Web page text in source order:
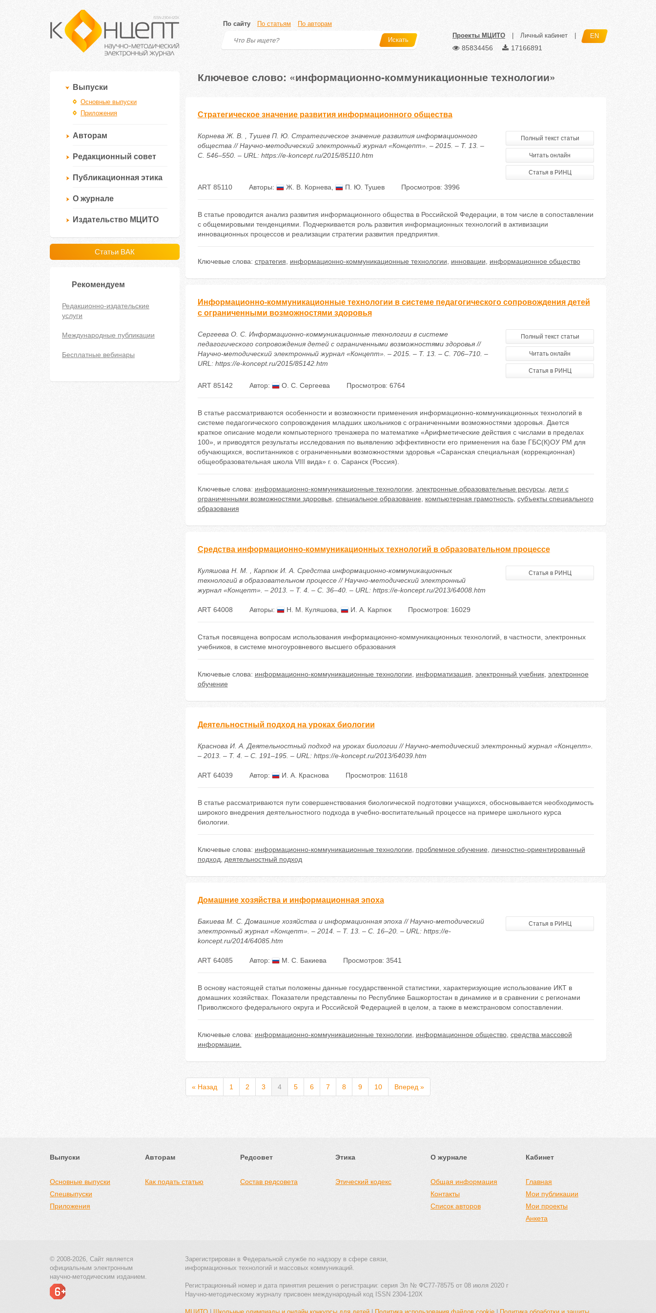
По сайту По статьям По авторам
Искать
Проекты МЦИТО Личный кабинет EN
85834456 17166891
Выпуски
Основные выпуски
Приложения
Авторам
Редакционный совет
Публикационная этика
О журнале
Издательство МЦИТО
Статьи ВАК
Рекомендуем
Редакционно-издательские
услуги
Международные публикации
Бесплатные вебинары
Ключевое слово: «информационно-коммуникационные технологии»
Стратегическое значение развития информационного общества
Корнева Ж. В. , Тушев П. Ю. Стратегическое значение развития информационного
общества // Научно-методический электронный журнал «Концепт». – 2015. – Т. 13. –
С. 546–550. – URL: https://e-koncept.ru/2015/85110.htm
Полный текст статьи
Читать онлайн
Статья в РИНЦ
ART 85110 Авторы: Ж. В. Корнева П. Ю. Тушев Просмотров: 3996
В статье проводится анализ развития информационного общества в Российской Федерации, в том числе в сопоставлении
с общемировыми тенденциями. Подчеркивается роль развития информационных технологий в активизации
инновационных процессов и реализации стратегии развития предприятия.
Ключевые слова: стратегия информационно-коммуникационные технологии инновации информационное общество
Информационно-коммуникационные технологии в системе педагогического сопровождения детей
с ограниченными возможностями здоровья
Сергеева О. С. Информационно-коммуникационные технологии в системе
педагогического сопровождения детей с ограниченными возможностями здоровья //
Научно-методический электронный журнал «Концепт». – 2015. – Т. 13. – С. 706–710. –
URL: https://e-koncept.ru/2015/85142.htm
Полный текст статьи
Читать онлайн
Статья в РИНЦ
ART 85142 Автор: О. С. Сергеева Просмотров: 6764
В статье рассматриваются особенности и возможности применения информационно-коммуникационных технологий в
системе педагогического сопровождения младших школьников с ограниченными возможностями здоровья. Дается
краткое описание модели компьютерного тренажера по математике «Арифметические действия с числами в пределах
100», и приводятся результаты исследования по выявлению эффективности его применения на базе ГБС(К)ОУ РМ для
обучающихся, воспитанников с ограниченными возможностями здоровья «Саранская специальная (коррекционная)
общеобразовательная школа VIII вида» г. о. Саранск (Россия).
Ключевые слова: информационно-коммуникационные технологии электронные образовательные ресурсы
дети с
ограниченными возможностями здоровья специальное образование компьютерная грамотность, субъекты специального
образования
Средства информационно-коммуникационных технологий в образовательном процессе
Куляшова Н. М. , Карпюк И. А. Средства информационно-коммуникационных
технологий в образовательном процессе // Научно-методический электронный
журнал «Концепт». – 2013. – Т. 4. – С. 36–40. – URL: https://e-koncept.ru/2013/64008.htm
Статья в РИНЦ
ART 64008 Авторы: Н. М. Куляшова И. А. Карпюк Просмотров: 16029
Статья посвящена вопросам использования информационно-коммуникационных технологий, в частности, электронных
учебников, в системе многоуровневого высшего образования
Ключевые слова: информационно-коммуникационные технологии информатизация электронный учебник, электронное
обучение
Деятельностный подход на уроках биологии
Краснова И. А. Деятельностный подход на уроках биологии // Научно-методический электронный журнал «Концепт».
– 2013. – Т. 4. – С. 191–195. – URL: https://e-koncept.ru/2013/64039.htm
ART 64039 Автор: И. А. Краснова Просмотров: 11618
В статье рассматриваются пути совершенствования биологической подготовки учащихся, обосновывается необходимость
широкого внедрения деятельностного подхода в учебно-воспитательный процессе на примере школьного курса
биологии.
Ключевые слова: информационно-коммуникационные технологии проблемное обучение
личностно-ориентированный
подход
деятельностный подход
Домашние хозяйства и информационная эпоха
Бакиева М. С. Домашние хозяйства и информационная эпоха // Научно-методический
электронный журнал «Концепт». – 2014. – Т. 13. – С. 16–20. – URL: https://e-
koncept.ru/2014/64085.htm
Статья в РИНЦ
ART 64085 Автор: М. С. Бакиева Просмотров: 3541
В основу настоящей статьи положены данные государственной статистики, характеризующие использование ИКТ в
домашних хозяйствах. Показатели представлены по Республике Башкортостан в динамике и в сравнении с регионами
Приволжского федерального округа и Российской Федерацией в целом, а также в межстрановом сопоставлении.
Ключевые слова: информационно-коммуникационные технологии информационное общество, средства массовой
информации.
« Назад 1 2 3 4 5 6 7 8 9 10 Вперед »
Выпуски
Основные выпуски
Спецвыпуски
Приложения
Авторам
Как подать статью
Редсовет
Состав редсовета
Этика
Этический кодекс
О журнале
Общая информация
Контакты
Список авторов
Кабинет
Главная
Мои публикации
Мои проекты
Анкета
© 2008-2026, Сайт является
официальным электронным
научно-методическим изданием.
Зарегистрирован в Федеральной службе по надзору в сфере связи,
информационных технологий и массовых коммуникаций.
Регистрационный номер и дата принятия решения о регистрации: серия Эл № ФС77-78575 от 08 июля 2020 г
Научно-методическому журналу присвоен международный код ISSN 2304-120X